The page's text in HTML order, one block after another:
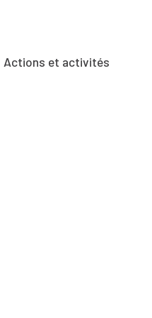
Actions et activités